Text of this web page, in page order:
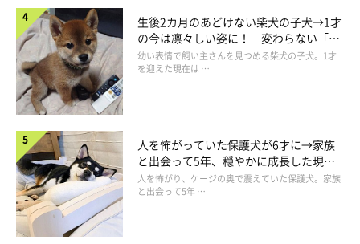
生後2カ月のあどけない柴犬の子犬→1才
の今は凛々しい姿に！ 変わらない「く
りくりおめめ」にもほっこり
幼い表情で飼い主さんを見つめる柴犬の子犬。1才
を迎えた現在は …
人を怖がっていた保護犬が6才に→家族
と出会って5年、穏やかに成長した現在
の姿にグッとくる
人を怖がり、ケージの奥で震えていた保護犬。家族
と出会って5年 …